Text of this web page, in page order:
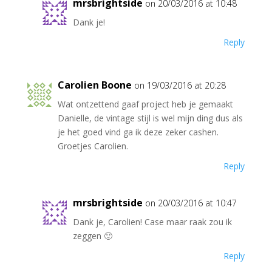
mrsbrightside on 20/03/2016 at 10:48
Dank je!
Reply
Carolien Boone on 19/03/2016 at 20:28
Wat ontzettend gaaf project heb je gemaakt
Danielle, de vintage stijl is wel mijn ding dus als
je het goed vind ga ik deze zeker cashen.
Groetjes Carolien.
Reply
mrsbrightside on 20/03/2016 at 10:47
Dank je, Carolien! Case maar raak zou ik
zeggen 🙂
Reply